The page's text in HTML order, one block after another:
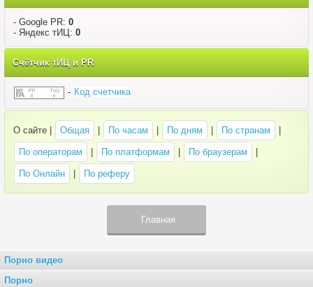
- Google PR: 0
- Яндекс тИЦ: 0
Счётчик тИЦ и PR
- Код счетчика
О сайте | Общая | По часам | По дням | По странам |
По операторам | По платформам | По браузерам |
По Онлайн | По реферу
Главная
Порно видео
Порно